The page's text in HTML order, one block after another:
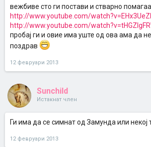
вежбиве сто ги постави и стварно
http://www.youtube.com/
http://www.youtube.com/
пробај ги и овие има уште од ова ама да не
поздрав
12 февруари 2013
Sunchild
Истакнат член
Ги има да се симнат од Замунда или некој
12 февруари 2013